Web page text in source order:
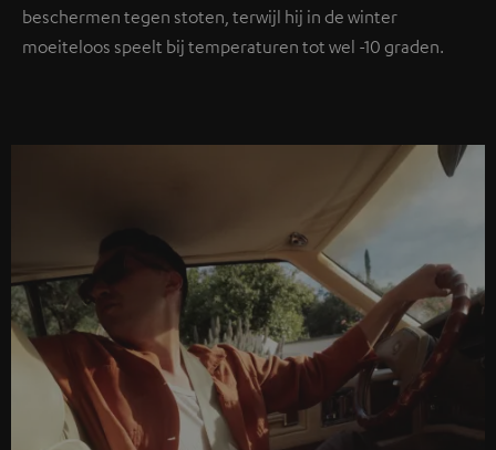
beschermen tegen stoten, terwijl hij in de winter
moeiteloos speelt bij temperaturen tot wel -10 graden.